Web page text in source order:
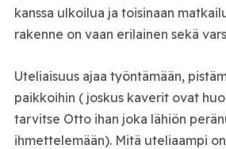
kanssa ulkoilua ja toisinaan
rakenne on vaan erilainen sekä
Uteliaisuus ajaa työntämään,
paikkoihin ( joskus kaverit ovat
tarvitse Otto ihan joka lähiön
ihmettelemään). Mitä uteliaampi